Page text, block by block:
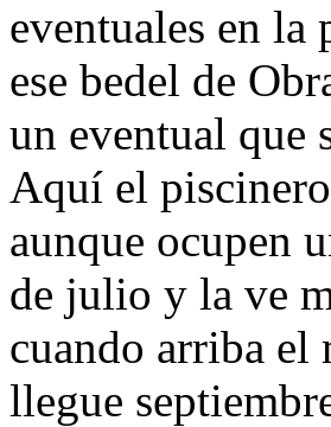
eventuales en
ese bedel de
un eventual que
Aquí el
aunque ocupen
de julio y la ve
cuando arriba el
llegue